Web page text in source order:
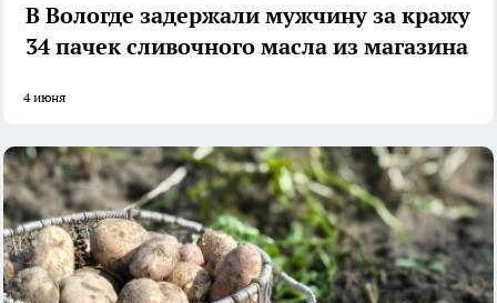
В Вологде задержали мужчину за кражу
34 пачек сливочного масла из магазина
4 июня